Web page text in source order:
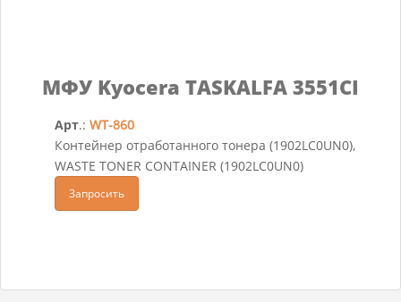
МФУ Kyocera TASKALFA 3551CI
Арт.: WT-860
Контейнер отработанного тонера (1902LC0UN0),
WASTE TONER CONTAINER (1902LC0UN0)
Запросить